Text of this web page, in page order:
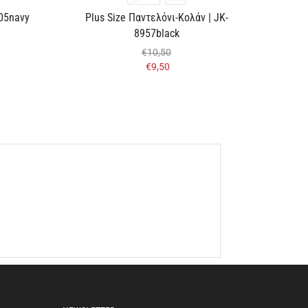
Plus Size Παντελόνι-Κολάν | JK-
8957black
€10,50
€9,50